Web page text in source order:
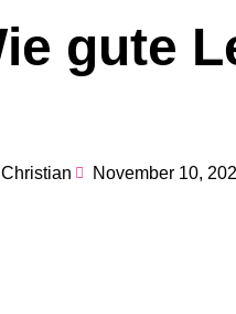
gute
Christian November 10,